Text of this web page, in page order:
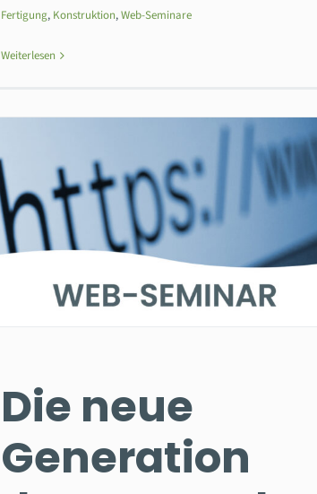
Fertigung, Konstruktion,Web-Seminare
Weiterlesen
Die neue
Generation